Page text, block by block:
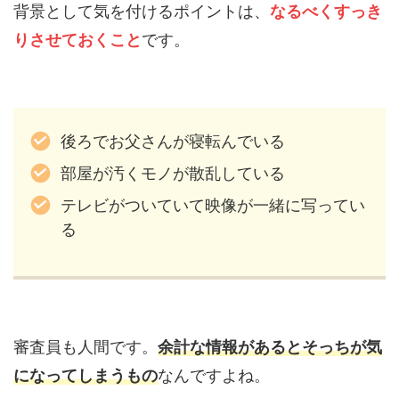
背景として気を付けるポイントは、 なるべくすっき
りさせておくことです。
後ろでお父さんが寝転んでいる
部屋が汚くモノが散乱している
テレビがついていて映像が一緒に写ってい
る
審査員も人間です。 余計な情報があるとそっちが気
になってしまうものなんですよね。